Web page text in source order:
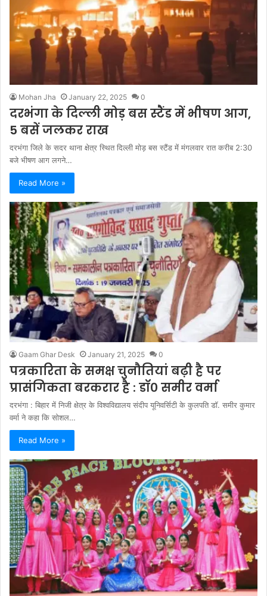
Mohan Jha January 22, 2025 0
दरभंगा के दिल्ली मोड़ बस स्टैंड में भीषण आग,
5 बसें जलकर राख
दरभंगा जिले के सदर थाना क्षेत्र स्थित दिल्ली मोड़ बस स्टैंड में मंगलवार रात करीब 2:30
बजे भीषण आग लगने…
Read More »
Gaam Ghar Desk January 21, 2025 0
पत्रकारिता के समक्ष चुनौतियां बढ़ी है पर
प्रासंगिकता बरकरार है : डॉ० समीर वर्मा
दरभंगा : बिहार में निजी क्षेत्र के विश्वविद्यालय संदीप यूनिवर्सिटी के कुलपति डॉ. समीर कुमार
वर्मा ने कहा कि सोशल…
Read More »